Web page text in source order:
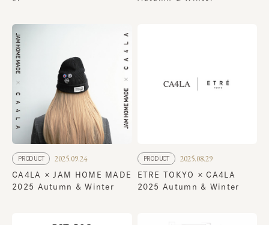
PRODUCT 2025.09.24
CA4LA × JAM HOME MADE
2025 Autumn & Winter
PRODUCT 2025.08.29
ETRE TOKYO × CA4LA
2025 Autumn & Winter